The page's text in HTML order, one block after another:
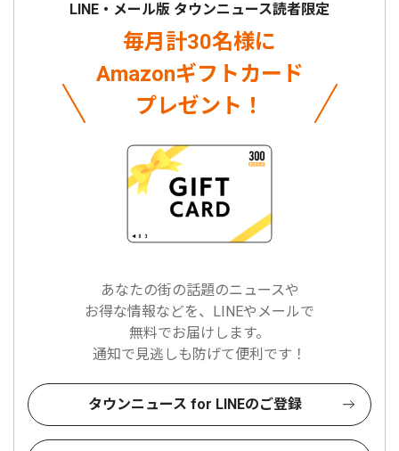
LINE・メール版 タウンニュース読者限定
毎月計30名様に
Amazonギフトカード
プレゼント！
あなたの街の話題のニュースや
お得な情報などを、LINEやメールで
無料でお届けします。
通知で見逃しも防げて便利です！
タウンニュース for LINEのご登録